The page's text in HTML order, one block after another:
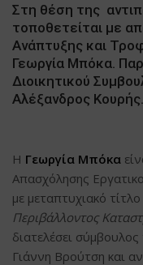
Στη θέση της
τοποθετείται με
Ανάπτυξης και
Γεωργία Μπόκα.
Διοικητικού
Αλέξανδρος Κουρής.
Η Γεωργία Μπόκα
Απασχόλησης
με μεταπτυχιακό τίτλο
Περιβάλλοντος
διατελέσει
Γιάννη Βρούτση και